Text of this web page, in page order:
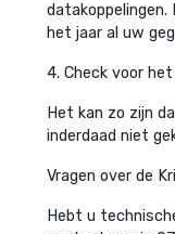
het jaar al uw
4. Check voor
Het kan zo zijn
inderdaad niet
Vragen over de
Hebt u